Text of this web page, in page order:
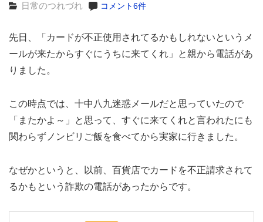
日常のつれづれ コメント6件
先日、「カードが不正使用されてるかもしれないというメ
ールが来たからすぐにうちに来てくれ」と親から電話があ
りました。
この時点では、十中八九迷惑メールだと思っていたので
「またかよ～」と思って、すぐに来てくれと言われたにも
関わらずノンビリご飯を食べてから実家に行きました。
なぜかというと、以前、百貨店でカードを不正請求されて
るかもという詐欺の電話があったからです。